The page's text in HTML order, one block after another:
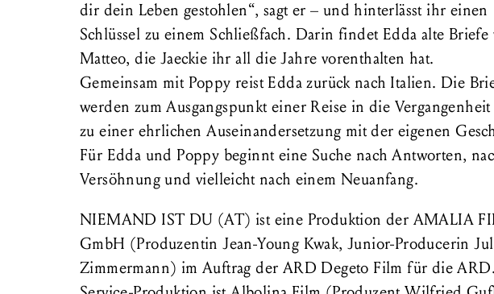
dir dein Leben gestohlen“, sagt er – und hinterlässt ihr einen
Schlüssel zu einem Schließfach. Darin findet Edda alte Briefe
Matteo, die Jaeckie ihr all die Jahre vorenthalten hat.
Gemeinsam mit Poppy reist Edda zurück nach Italien. Die
werden zum Ausgangspunkt einer Reise in die
zu einer ehrlichen Auseinandersetzung mit der eigenen
Für Edda und Poppy beginnt eine Suche nach Antworten,
Versöhnung und vielleicht nach einem Neuanfang.
NIEMAND IST DU (AT) ist eine Produktion der AMALIA
GmbH (Produzentin Jean-Young Kwak, Junior-Producerin
Zimmermann) im Auftrag der ARD Degeto Film für die ARD.